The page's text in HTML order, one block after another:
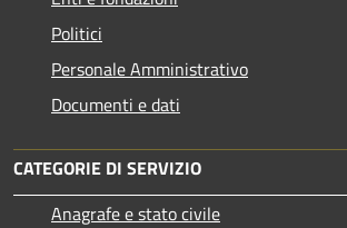
Politici
Personale Amministrativo
Documenti e dati
CATEGORIE DI SERVIZIO
Anagrafe e stato civile